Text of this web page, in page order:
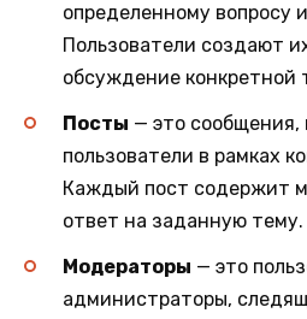
определенному вопросу
Пользователи создают
обсуждение конкретной
Посты — это сообщения,
пользователи в рамках
Каждый пост содержит
ответ на заданную тему.
Модераторы — это
администраторы,